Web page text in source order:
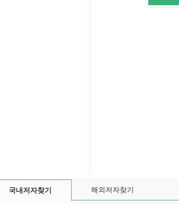
국내저자찾기 해외저자찾기